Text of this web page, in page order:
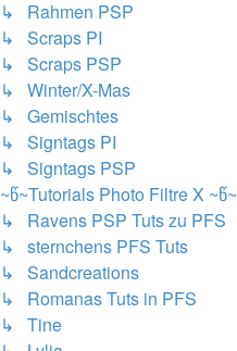
↳ Rahmen PSP
↳ Scraps PI
↳ Scraps PSP
↳ Winter/X-Mas
↳ Gemischtes
↳ Signtags PI
↳ Signtags PSP
~წ~Tutorials Photo Filtre X ~წ~
↳ Ravens PSP Tuts zu PFS
↳ sternchens PFS Tuts
↳ Sandcreations
↳ Romanas Tuts in PFS
↳ Tine